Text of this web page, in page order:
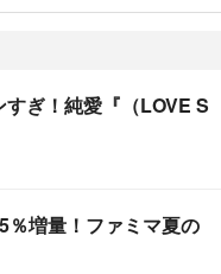
ぎ！純愛『（LOVE S
％増量！ファミマ夏の